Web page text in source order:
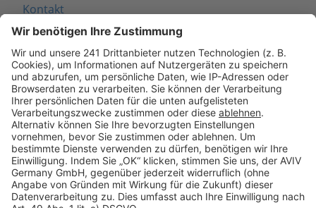
Kontakt
Seitenaufbau
Barrierefreiheit
Cookie Einstellungen
Rechtliches
AGB-Übersicht
Datenschutz
Impressum